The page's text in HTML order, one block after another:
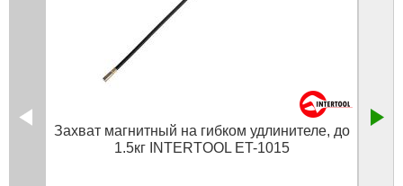
Захват магнитный на гибком удлинителе, до
1.5кг INTERTOOL ET-1015